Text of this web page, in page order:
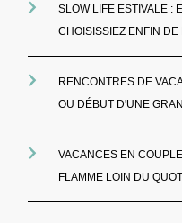
SLOW LIFE ESTIVALE :
CHOISISSIEZ ENFIN
RENCONTRES DE
OU DÉBUT D'UNE
VACANCES EN
FLAMME LOIN DU